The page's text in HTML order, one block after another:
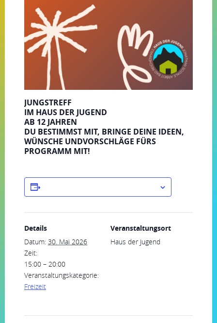
JUNGSTREFF
IM HAUS DER JUGEND
AB 12 JAHREN
DU BESTIMMST MIT, BRINGE DEINE IDEEN,
WÜNSCHE UNDVORSCHLÄGE FÜRS
PROGRAMM MIT!
Details
Datum: 30. Mai 2026
Zeit:
15:00 – 20:00
Veranstaltungskategorie:
Freizeit
Veranstaltungsort
Haus der Jugend